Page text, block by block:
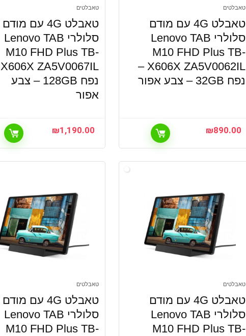
טאבלטים
טאבלט 4G עם מודם
סלולרי Lenovo TAB
M10 FHD Plus TB-
X606X ZA5V0062IL –
נפח 32GB – צבע אפור
₪890.00
טאבלטים
טאבלט 4G עם מודם
סלולרי Lenovo TAB
M10 FHD Plus TB-
נפח 128GB – צבע
אפור
₪1,190.00
טאבלטים
טאבלט 4G עם מודם
סלולרי Lenovo TAB
M10 FHD Plus TB-
טאבלטים
טאבלט 4G עם מודם
סלולרי Lenovo TAB
M10 FHD Plus TB-